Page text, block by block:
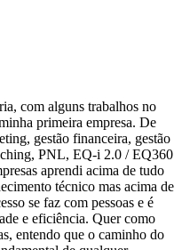
com alguns trabalhos no
primeira empresa. De
gestão financeira, gestão
PNL, EQ-i 2.0 / EQ360
aprendi acima de tudo
técnico mas acima de
se faz com pessoas e é
e eficiência. Quer como
entendo que o caminho do